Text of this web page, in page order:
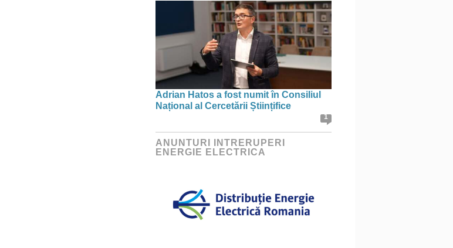
Adrian Hatos a fost numit în Consiliul
Național al Cercetării Științifice
1
ANUNTURI INTRERUPERI
ENERGIE ELECTRICA